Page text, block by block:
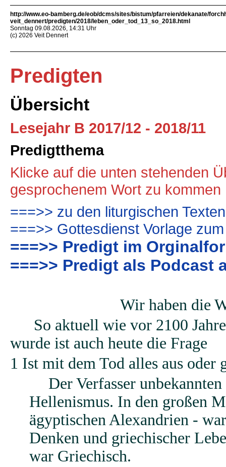
http://www.eo-bamberg.de/eob/dcms/sites/bistum/pfarreien/dekanate/
veit_dennert/predigten/2018/leben_oder_tod_13_so_2018.html
Sonntag 09.08.2026, 14:31 Uhr
(c) 2026 Veit Dennert
Predigten
Übersicht
Lesejahr B 2017/12 - 2018/11
Predigtthema
Klicke auf die unten stehenden
gesprochenem Wort zu kommen
===>> zu den liturgischen
===>> Gottesdienst Vorlage
===>> Predigt im
===>> Predigt als Podcast
Wir haben die
So aktuell wie vor 2100
wurde ist auch heute die Frage
1 Ist mit dem Tod alles aus oder
Der Verfasser
Hellenismus. In den großen
ägyptischen Alexandrien -
Denken und griechischer
war Griechisch.